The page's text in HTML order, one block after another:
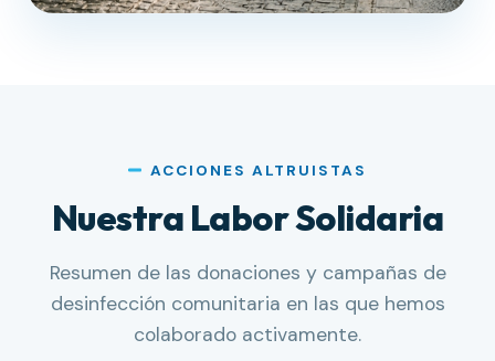
ACCIONES ALTRUISTAS
Nuestra Labor Solidaria
Resumen de las donaciones y campañas de
desinfección comunitaria en las que hemos
colaborado activamente.